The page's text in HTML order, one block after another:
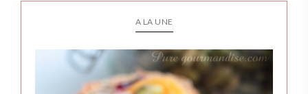
A LA UNE